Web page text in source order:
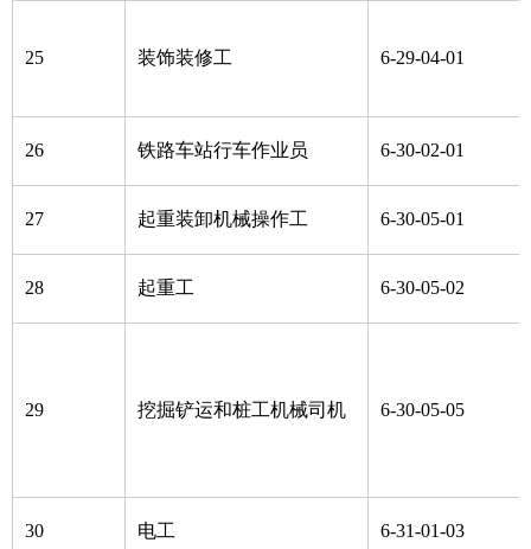
25 装饰装修工 6-29-04-01
26 铁路车站行车作业员 6-30-02-01
27 起重装卸机械操作工 6-30-05-01
28 起重工 6-30-05-02
29 挖掘铲运和桩工机械司机 6-30-05-05
30 电工 6-31-01-03